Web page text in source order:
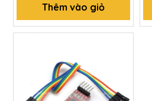
Thêm vào giỏ